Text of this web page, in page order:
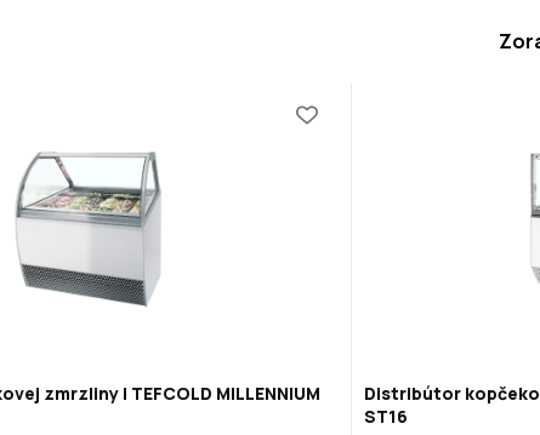
zmrzliny | TEFCOLD MILLENNIUM
Distribútor
ST16